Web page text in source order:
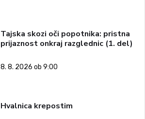
Tajska skozi oči popotnika: pristna
prijaznost onkraj razglednic (1. del)
8. 8. 2026 ob 9:00
Hvalnica krepostim